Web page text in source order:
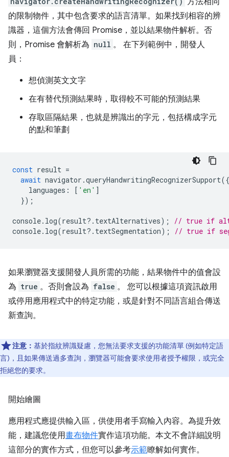
的限制物件，其中包含要求的語言清單。如果找到相容的辨
識器，這個方法會傳回 Promise，並以結果物件解析。否
則，Promise 會解析為 null 。 在下列範例中，開發人
員：
想偵測英文文字
在有替代預測結果時，取得較不可能的預測結果
存取區隔結果，也就是辨識出的字元，包括構成字元
的點和筆劃
const result =
await navigator .queryHandwritingRecognizerSupport({
languages : [ 'en' ]
});
console. log(result? . textAlternatives);
// true if
console. log(result? . textSegmentation); // true if
如果瀏覽器支援開發人員所需的功能，結果物件中的值會設
為 true 。否則會設為 false 。 您可以根據這項資訊啟用
或停用應用程式中的特定功能，或是針對不同語言組合傳送
新查詢。
注意： 基於指紋辨識疑慮，您無法要求支援的功能清單 (例如特定語
言)，且如果傳送過多查詢，瀏覽器可能會要求使用者授予權限，或完全
拒絕您的要求。
開始繪圖
應用程式應提供輸入區，供使用者手寫輸入內容。為提升效
能，建議您使用畫布物件實作這項功能。本文不會詳細說明
這部分的實作方式，但您可以參考示範瞭解如何實作。